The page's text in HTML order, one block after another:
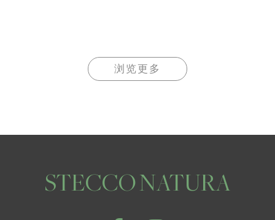
浏览更多
STECCO NATURA